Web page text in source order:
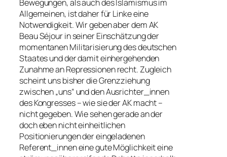
Bewegungen, als auch des Islamismus im
Allgemeinen, ist daher für Linke eine
Notwendigkeit. Wir geben aber dem AK
Beau Séjour in seiner Einschätzung der
momentanen Militarisierung des deutschen
Staates und der damit einhergehenden
Zunahme an Repressionen recht. Zugleich
scheint uns bisher die Grenzziehung
zwischen „uns“ und den Ausrichter_innen
des Kongresses – wie sie der AK macht –
nicht gegeben. Wie sehen gerade an der
doch eben nicht einheitlichen
Positionierungen der eingeladenen
Referent_innen eine gute Möglichkeit eine